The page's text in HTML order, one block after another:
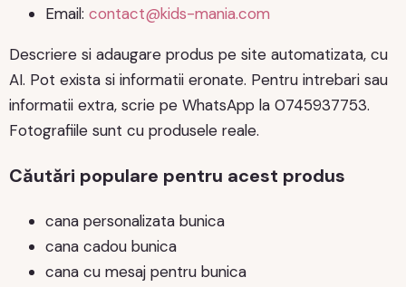
Email: contact@kids-mania.com
Descriere si adaugare produs pe site automatizata, cu
AI. Pot exista si informatii eronate. Pentru intrebari sau
informatii extra, scrie pe WhatsApp la 0745937753.
Fotografiile sunt cu produsele reale.
Căutări populare pentru acest produs
cana personalizata bunica
cana cadou bunica
cana cu mesaj pentru bunica